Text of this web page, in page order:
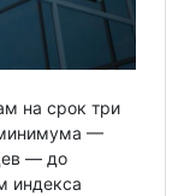
на срок три
минимума —
— до
индекса